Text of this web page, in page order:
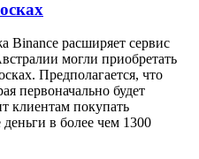
Binance расширяет сервис
могли приобретать
Предполагается, что
первоначально будет
клиентам покупать
в более чем 1300